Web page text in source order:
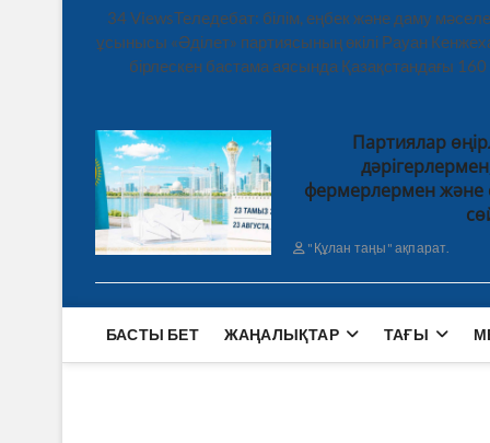
34 ViewsТеледебат: білім, еңбек және даму
ұсынысы «Әділет» партиясының өкілі Рауан
бірлескен бастама аясында Қазақстандағы
Партиялар
фермерлермен және
"Құлан таңы" ақпарат.
БАСТЫ БЕТ ЖАҢАЛЫҚТАР ТАҒЫ